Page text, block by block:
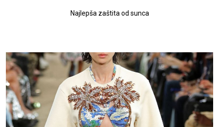
Najlepša zaštita od sunca